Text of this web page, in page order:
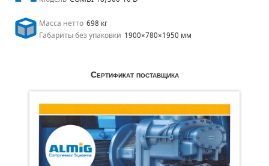
Масса нетто 698 кг
Габариты без упаковки 1900×780×1950 мм
Сертификат поставщика